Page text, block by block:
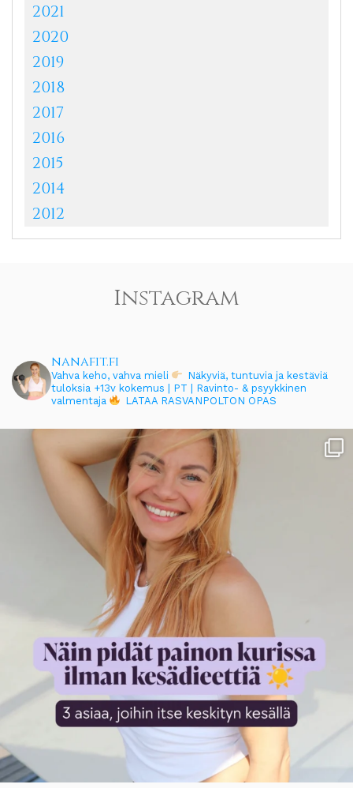
2021
2020
2019
2018
2017
2016
2015
2014
2012
Instagram
nanafit.fi
Vahva keho, vahva mieli
Näkyviä, tuntuvia ja kestäviä
tuloksia +13v kokemus | PT | Ravinto- & psyykkinen
valmentaja
LATAA RASVANPOLTON OPAS